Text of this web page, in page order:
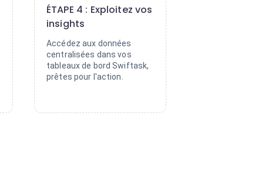
ÉTAPE 4 : Exploitez vos
insights
Accédez aux données
centralisées dans vos
tableaux de bord Swiftask,
prêtes pour l'action.